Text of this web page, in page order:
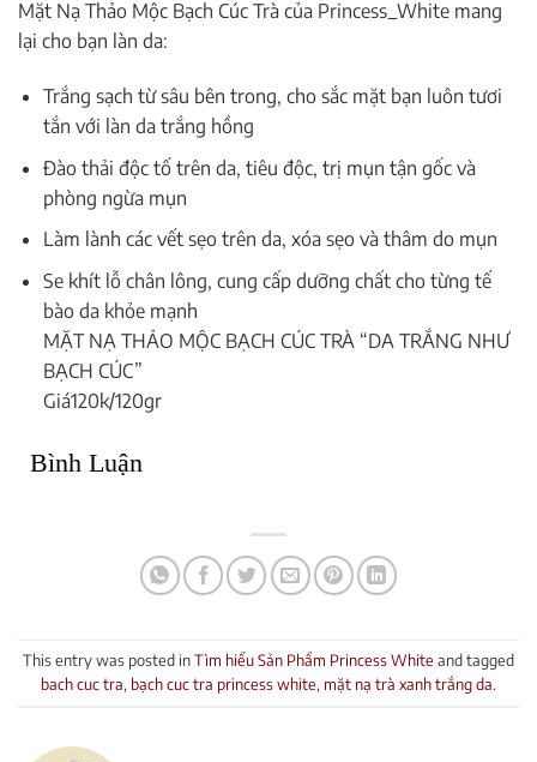
Mặt Nạ Thảo Mộc Bạch Cúc Trà của Princess_White mang
lại cho bạn làn da:
Trắng sạch từ sâu bên trong, cho sắc mặt bạn luôn tươi
tắn với làn da trắng hồng
Đào thải độc tố trên da, tiêu độc, trị mụn tận gốc và
phòng ngừa mụn
Làm lành các vết sẹo trên da, xóa sẹo và thâm do mụn
Se khít lỗ chân lông, cung cấp dưỡng chất cho từng tế
bào da khỏe mạnh
MẶT NẠ THẢO MỘC BẠCH CÚC TRÀ “DA TRẮNG NHƯ
BẠCH CÚC”
Giá120k/120gr
Bình Luận
This entry was posted inTìm hiểu Sản Phẩm Princess White and tagged
bach cuc tra, bạch cuc tra princess white, mặt nạ trà xanh trắng da.